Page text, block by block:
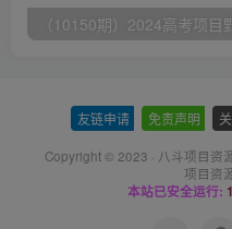
友链申请 免责声明
Copyright © 2023 · 八斗项目资
项目资
本站已安全运行: